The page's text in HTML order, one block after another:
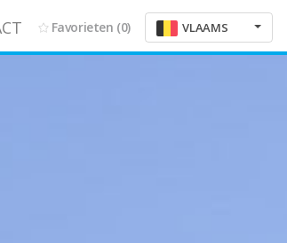
Favorieten (0) VLAAMS